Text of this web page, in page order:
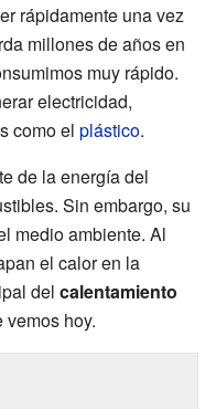
rápidamente una vez
millones de años en
muy rápido.
electricidad,
como el plástico.
de la energía del
Sin embargo, su
medio ambiente. Al
el calor en la
del calentamiento
hoy.